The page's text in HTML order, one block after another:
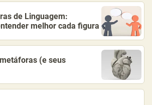
de Linguagem:
melhor cada figura
(e seus